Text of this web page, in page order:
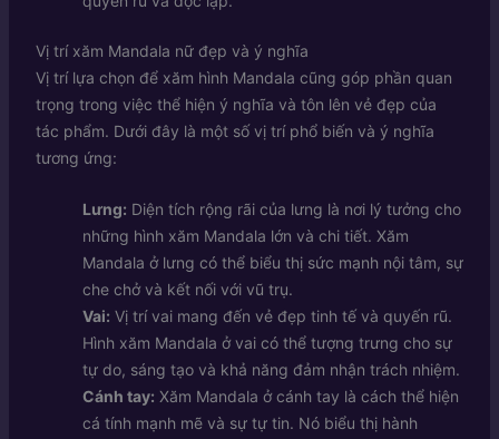
Vị trí xăm Mandala nữ đẹp và ý nghĩa
Vị trí lựa chọn để xăm hình Mandala cũng góp phần quan
trọng trong việc thể hiện ý nghĩa và tôn lên vẻ đẹp của
tác phẩm. Dưới đây là một số vị trí phổ biến và ý nghĩa
tương ứng:
Lưng: Diện tích rộng rãi của lưng là nơi lý tưởng cho
những hình xăm Mandala lớn và chi tiết. Xăm
Mandala ở lưng có thể biểu thị sức mạnh nội tâm, sự
che chở và kết nối với vũ trụ.
Vai: Vị trí vai mang đến vẻ đẹp tinh tế và quyến rũ.
Hình xăm Mandala ở vai có thể tượng trưng cho sự
tự do, sáng tạo và khả năng đảm nhận trách nhiệm.
Cánh tay: Xăm Mandala ở cánh tay là cách thể hiện
cá tính mạnh mẽ và sự tự tin. Nó biểu thị hành